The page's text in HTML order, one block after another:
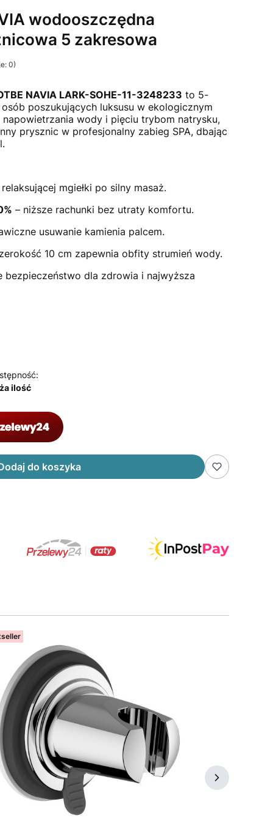
wodooszczędna
5 zakresowa
0)
NAVIA LARK-SOHE-11-3248233 to 5-
poszukujących luksusu w ekologicznym
wody i pięciu trybom natrysku,
prysznic w profesjonalny zabieg SPA, dbając
mgiełki po silny masaż.
– niższe rachunki bez utraty komfortu.
usuwanie kamienia palcem.
10 cm zapewnia obfity strumień wody.
bezpieczeństwo dla zdrowia i najwyższa
ilość
do koszyka